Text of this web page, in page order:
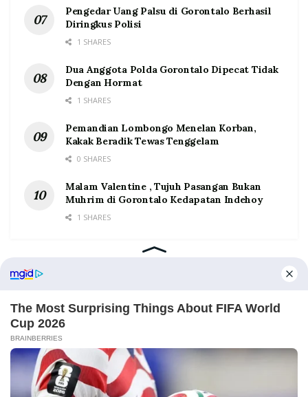
Pengedar Uang Palsu di Gorontalo Berhasil
Diringkus Polisi
1 SHARES
Dua Anggota Polda Gorontalo Dipecat Tidak
Dengan Hormat
1 SHARES
Pemandian Lombongo Menelan Korban,
Kakak Beradik Tewas Tenggelam
0 SHARES
Malam Valentine , Tujuh Pasangan Bukan
Muhrim di Gorontalo Kedapatan Indehoy
1 SHARES
Home Tentang Kontak Redaksi Pedoman Media Siber
©2026 Prosesnews.id. All Rights Reserved.